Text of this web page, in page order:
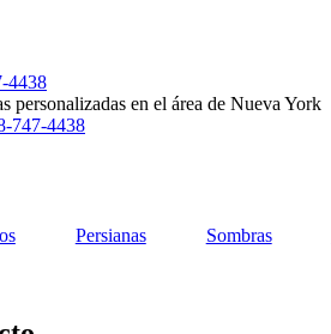
4438
personalizadas en el área de Nueva York
747-4438
Persianas Sombras